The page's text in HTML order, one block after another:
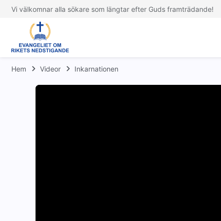
Vi välkomnar alla sökare som längtar efter Guds framträdande!
Hem Videor Inkarnationen